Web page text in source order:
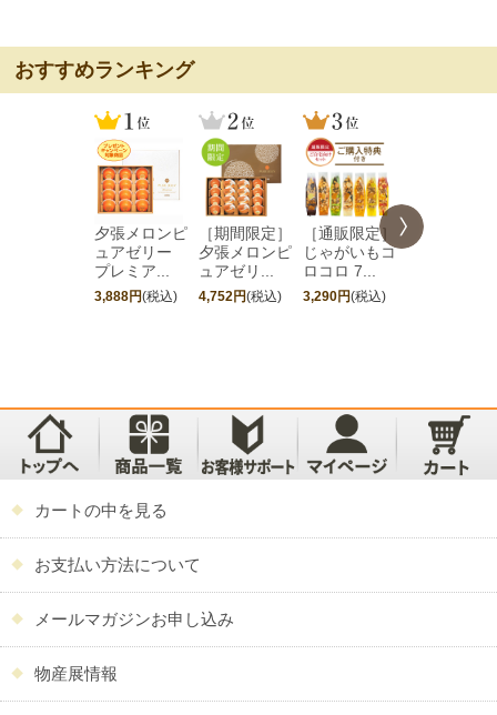
おすすめランキング
夕張メロンピ
ュアゼリー
プレミア...
3,888円(税込)
［期間限定］
夕張メロンピ
ュアゼリ...
4,752円(税込)
［通販限定］
じゃがいもコ
ロコロ 7...
3,290円(税込)
夕張メロン
ュアゼリ
カートの中を見る
お支払い方法について
メールマガジンお申し込み
物産展情報